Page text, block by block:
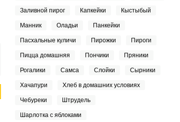
Заливной пирог Капкейки Кыстыбый
Манник Оладьи Панкейки
Пасхальные куличи Пирожки Пироги
Пицца домашняя Пончики Пряники
Рогалики Самса Слойки Сырники
Хачапури Хлеб в домашних условиях
Чебуреки Штрудель
Шарлотка с яблоками